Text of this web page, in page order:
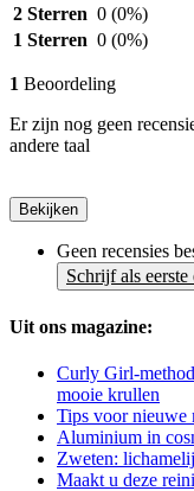
2 Sterren 0 (0%)
1 Sterren 0 (0%)
1 Beoordeling
Er zijn nog geen
andere taal
Bekijken
Geen recensies
Schrijf als
Uit ons magazine:
Curly Girl-
mooie krullen
Tips voor nieuwe
Aluminium in
Zweten:
Maakt u deze